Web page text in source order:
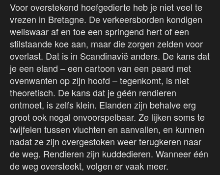
Voor overstekend hoefgedierte heb je niet veel te
vrezen in Bretagne. De verkeersborden kondigen
weliswaar af en toe een springend hert of een
stilstaande koe aan, maar die zorgen zelden voor
overlast. Dat is in Scandinavië anders. De kans dat
je een eland – een cartoon van een paard met
ovenwanten op zijn hoofd – tegenkomt, is niet
theoretisch. De kans dat je géén rendieren
ontmoet, is zelfs klein. Elanden zijn behalve erg
groot ook nogal onvoorspelbaar. Ze lijken soms te
twijfelen tussen vluchten en aanvallen, en kunnen
nadat ze zijn overgestoken weer terugkeren naar
de weg. Rendieren zijn kuddedieren. Wanneer één
de weg oversteekt, volgen er vaak meer.